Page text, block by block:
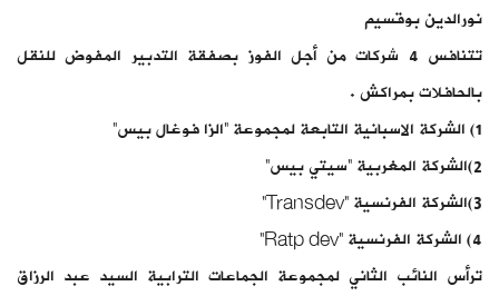
نورالدين بوقسيم
تتنافس 4 شركات من أجل الفوز بصفقة التدبير المفوض للنقل
بالحافلات بمراكش .
1) الشركة الاسبانية التابعة لمجموعة “الزا فوغال بيس”
2)الشركة المغربية “سيتي بيس”
3)الشركة الفرنسية “Transdev”
4) الشركة الفرنسية “Ratp dev”
ترأس النائب الثاني لمجموعة الجماعات الترابية السيد عبد الرزاق